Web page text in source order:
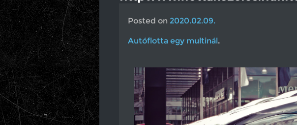
Posted on 2020.02.09.
Autóflotta egy multinál.